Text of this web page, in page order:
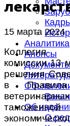
Аналитика
Анонсы
Об
О
15 марта 2024
Коллегия
комиссии 13
решения
в Правила